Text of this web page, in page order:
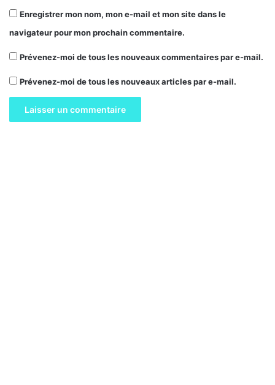
Enregistrer mon nom, mon e-mail et mon site dans le
navigateur pour mon prochain commentaire.
Prévenez-moi de tous les nouveaux commentaires par e-mail.
Prévenez-moi de tous les nouveaux articles par e-mail.